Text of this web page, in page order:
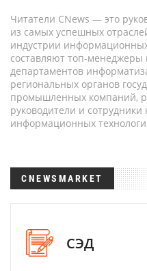
Читатели CNews — это
из самых успешных
индустрии
составляют топ-менеджеры
департаментов
региональных органов
промышленных компаний,
руководители и
информационных
CNEWSMARKET
СЭД